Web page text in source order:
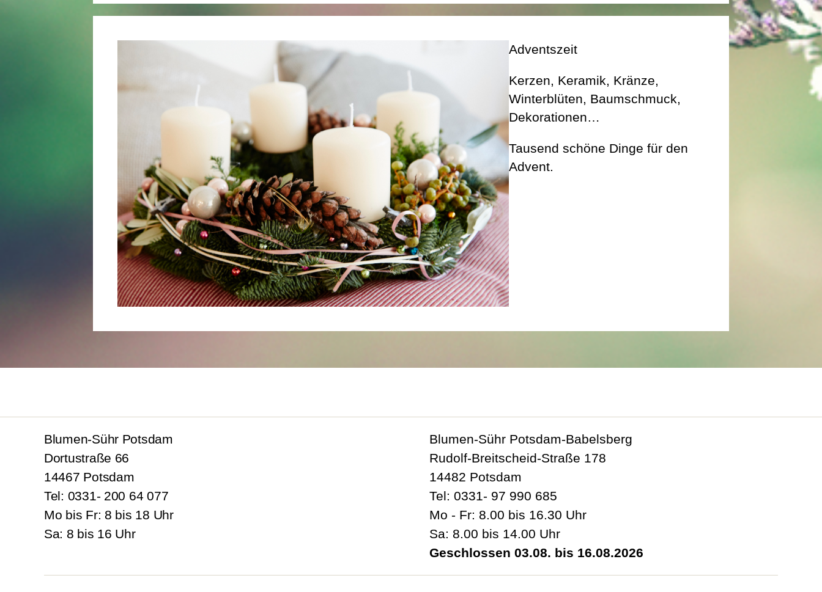
Adventszeit
Kerzen, Keramik, Kränze,
Winterblüten, Baumschmuck,
Dekorationen…
Tausend schöne Dinge für den
Advent.
Blumen-Sühr Potsdam
Dortustraße 66
14467 Potsdam
Tel: 0331- 200 64 077
Mo bis Fr: 8 bis 18 Uhr
Sa: 8 bis 16 Uhr
Blumen-Sühr Potsdam-Babelsberg
Rudolf-Breitscheid-Straße 178
14482 Potsdam
Tel: 0331- 97 990 685
Mo - Fr: 8.00 bis 16.30 Uhr
Sa: 8.00 bis 14.00 Uhr
Geschlossen 03.08. bis 16.08.2026